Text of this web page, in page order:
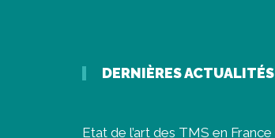
DERNIÈRES ACTUALITÉS
Etat de l’art des TMS en France